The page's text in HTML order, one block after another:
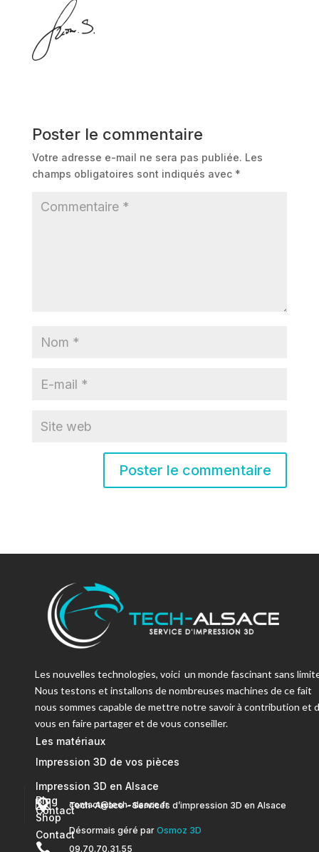
Poster le commentaire
Votre adresse e-mail ne sera pas publiée. Les
champs obligatoires sont indiqués avec *
Les nouvelles technologies, voici un monde fascinant sans
Nous testons et installons de nombreuses machines de ce fait
nous sommes capable de mettre notre savoir à contribution et
vous en faire partager et de vous conseiller.
Les matériaux
Impression 3D de vos pièces
Impression 3D en Alsace
Contact
Blog
Shop
Contact
 contact@tech-alsace.fr
 Tech-Alsace – Services d’impression 3D en Alsace
Désormais géré par Osmoz 3D
 09.70.70.31.55